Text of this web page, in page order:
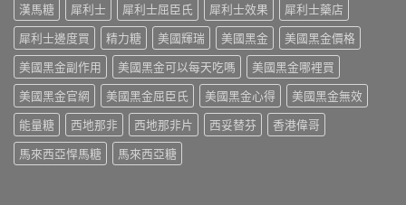
解
析〉
中
略
一
次
看〉
中
用
到
死
線
的
完
拆
解〉
中
的
突
破
性
藥
物〉
中
漢馬糖
犀利士 犀利士屈臣氏 犀利士效果
犀利士藥店
犀利士邊度買
精力糖 美國輝瑞 美國黑金
美國黑金價格
美國黑金副作用
美國黑金可以每天吃嗎
美國黑金哪裡買
美國黑金官網
美國黑金屈臣氏 美國黑金心得
美國黑金無效
能量糖
西地那非 西地那非片 西妥替芬
香港偉哥
馬來西亞悍馬糖
馬來西亞糖